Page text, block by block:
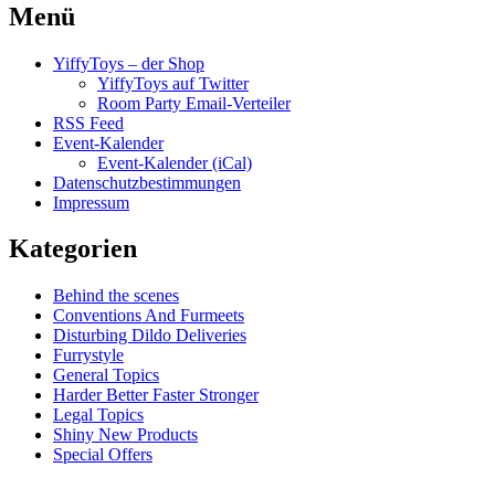
Menü
YiffyToys – der Shop
YiffyToys auf Twitter
Room Party Email-Verteiler
RSS Feed
Event-Kalender
Event-Kalender (iCal)
Datenschutzbestimmungen
Impressum
Kategorien
Behind the scenes
Conventions And Furmeets
Disturbing Dildo Deliveries
Furrystyle
General Topics
Harder Better Faster Stronger
Legal Topics
Shiny New Products
Special Offers